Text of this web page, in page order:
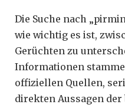
Die Suche nach
wie wichtig es ist,
Gerüchten zu
Informationen
offiziellen Quellen,
direkten Aussagen